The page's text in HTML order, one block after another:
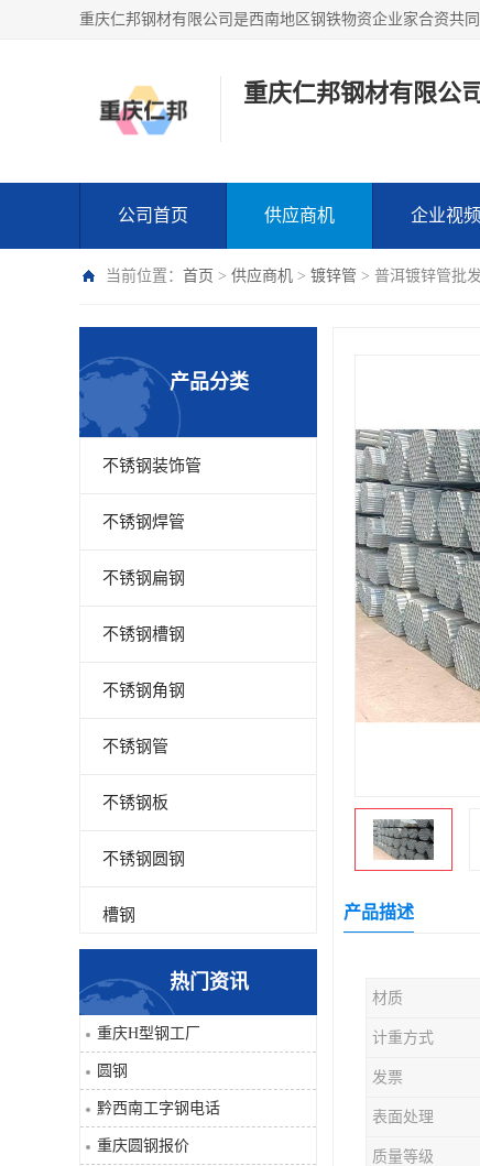
重庆仁邦钢材有限公司
公司首页 供应商机 企业视频
当前位置： 首页 > 供应商机 > 镀锌管 > 普洱镀锌管批
产品分类
不锈钢装饰管
不锈钢焊管
不锈钢扁钢
不锈钢槽钢
不锈钢角钢
不锈钢管
不锈钢板
不锈钢圆钢
槽钢
角钢
焊管
工字钢
热门资讯
重庆H型钢工厂
圆钢
黔西南工字钢电话
重庆圆钢报价
产品描述
材质
计重方式
发票
表面处理
质量等级